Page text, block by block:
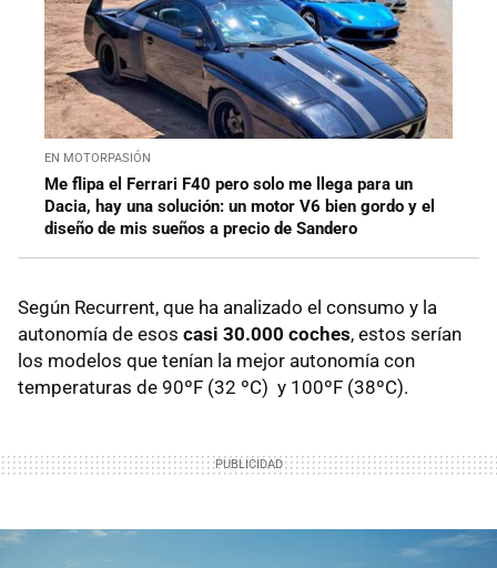
EN MOTORPASIÓN
Me flipa el Ferrari F40 pero solo me llega para un
Dacia, hay una solución: un motor V6 bien gordo y el
diseño de mis sueños a precio de Sandero
Según Recurrent, que ha analizado el consumo y la
autonomía de esos casi 30.000 coches, estos serían
los modelos que tenían la mejor autonomía con
temperaturas de 90ºF (32 ºC) y 100ºF (38ºC).